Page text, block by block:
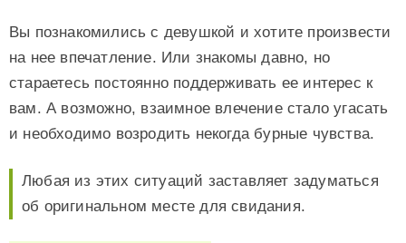
Вы познакомились с девушкой и хотите произвести
на нее впечатление. Или знакомы давно, но
стараетесь постоянно поддерживать ее интерес к
вам. А возможно, взаимное влечение стало угасать
и необходимо возродить некогда бурные чувства.
Любая из этих ситуаций заставляет задуматься
об оригинальном месте для свидания.